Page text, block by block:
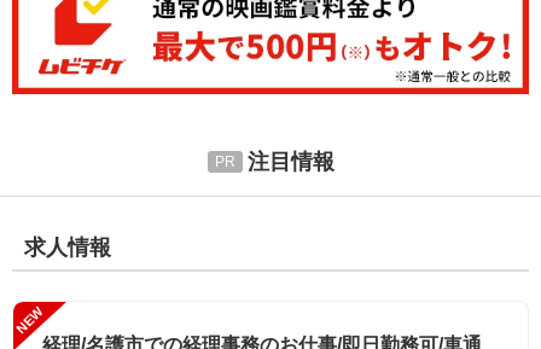
注目情報
求人情報
NEW
経理/名護市での経理事務のお仕事/即日勤務可/車通